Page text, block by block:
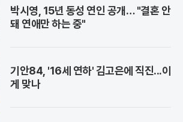
박시영, 15년 동성 연인 공개… "결혼 안
돼 연애만 하는 중"
기안84, '16세 연하' 김고은에 직진...이
게 맞나